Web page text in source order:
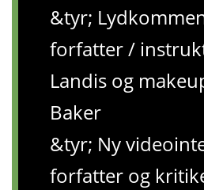
&tyr;
forfatter /
Landis og
Baker
&tyr; Ny
forfatter og